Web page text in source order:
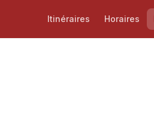
Itinéraires Horaires